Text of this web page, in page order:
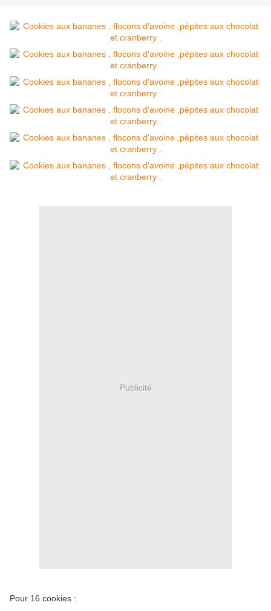
Publicité
Pour 16 cookies :